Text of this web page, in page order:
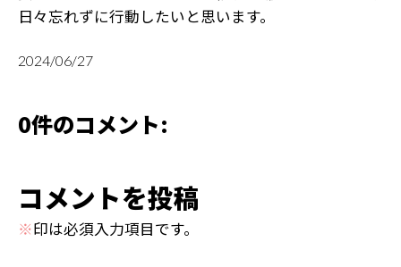
日々忘れずに行動したいと思います。
2024/06/27
0件のコメント:
コメントを投稿
※印は必須入力項目です。